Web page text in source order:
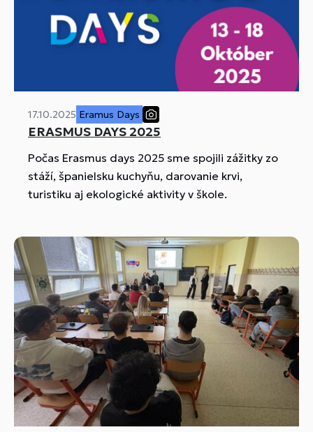
17.10.2025 Eramus Days
ERASMUS DAYS 2025
Počas Erasmus days 2025 sme spojili zážitky zo
stáží, španielsku kuchyňu, darovanie krvi,
turistiku aj ekologické aktivity v škole.